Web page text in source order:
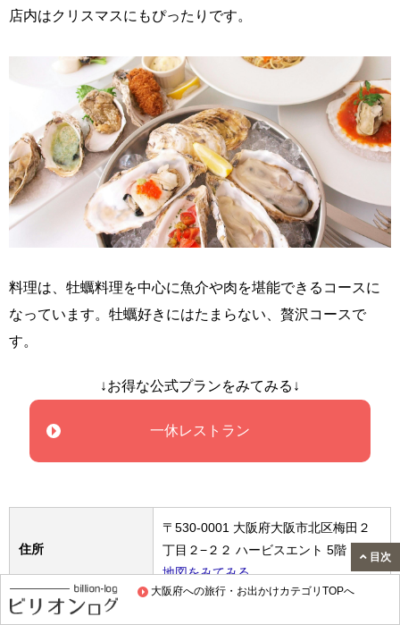
大阪府への旅行・お出かけカテゴリTOPへ
店内はクリスマスにもぴったりです。
料理は、牡蠣料理を中心に魚介や肉を堪能できるコースに
なっています。牡蠣好きにはたまらない、贅沢コースで
す。
↓お得な公式プランをみてみる↓
一休レストラン
住所
〒530-0001 大阪府大阪市北区梅田２
丁目２−２２ ハービスエント 5階
地図をみてみる
営業時間・定休日・料
目次